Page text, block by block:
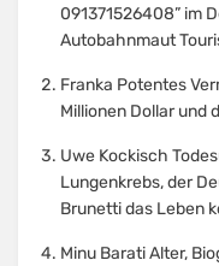
091371526408” im
Autobahnmaut
Franka Potentes
Millionen Dollar und
Uwe Kockisch
Lungenkrebs, der
Brunetti das Leben
Minu Barati Alter,